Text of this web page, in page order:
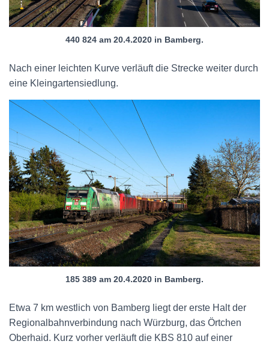
440 824 am 20.4.2020 in Bamberg.
Nach einer leichten Kurve verläuft die Strecke weiter durch
eine Kleingartensiedlung.
185 389 am 20.4.2020 in Bamberg.
Etwa 7 km westlich von Bamberg liegt der erste Halt der
Regionalbahnverbindung nach Würzburg, das Örtchen
Oberhaid. Kurz vorher verläuft die KBS 810 auf einer